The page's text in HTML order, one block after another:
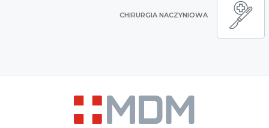
CHIRURGIA NACZYNIOWA